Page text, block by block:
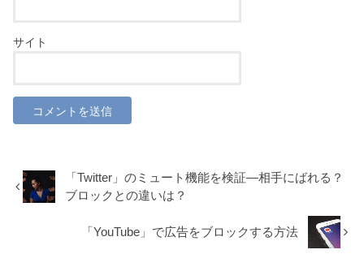
サイト
「Twitter」のミュート機能を検証―相手にばれる？
ブロックとの違いは？
「YouTube」で広告をブロックする方法